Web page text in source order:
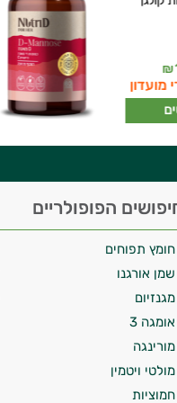
₪
מועדון
הפופולריים
חומץ תפוחים
שמן אורגנו
מגנזיום
אומגה 3
מורינגה
מולטי ויטמין
חמוציות